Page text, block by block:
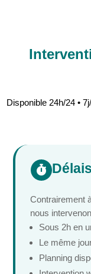
Disponible 24h/24 •

Contrairement
nous
Sous 2h en
Le même
Planning